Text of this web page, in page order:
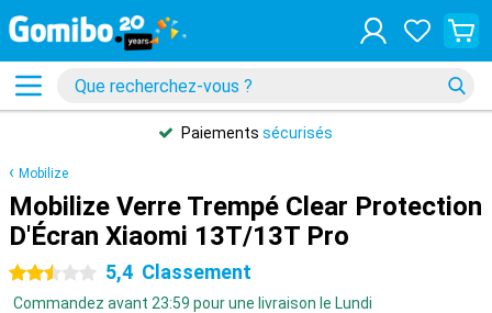
Paiements sécurisés
Mobilize
Mobilize Verre Trempé Clear Protection
D'Écran Xiaomi 13T/13T Pro
2.5 étoiles
5,4 Classement
Commandez avant 23:59 pour une livraison le Lundi